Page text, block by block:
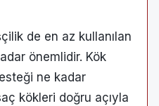
de en az kullanılan
önemlidir. Kök
ne kadar
kökleri doğru açıyla